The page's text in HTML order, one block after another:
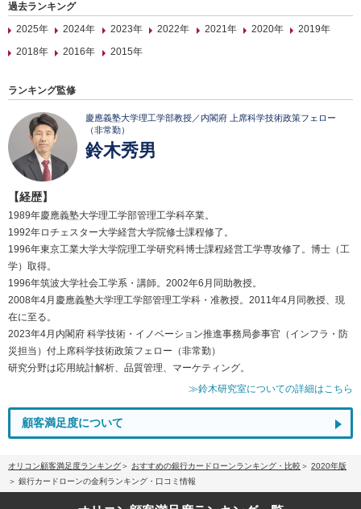
過去ランキング
2025年
2024年 2023年 2022年 2021年 2020年
2019年
2018年
2016年 2015年
ランキング監修
慶應義塾大学理工学部教授／内閣府 上席科学技術政策フェロー
（非常勤）
鈴木秀男
【経歴】
1989年慶應義塾大学理工学部管理工学科卒業。
1992年ロチェスター大学経営大学院修士課程修了。
1996年東京工業大学大学院理工学研究科博士課程経営工学専攻修了。博士（工
学）取得。
1996年筑波大学社会工学系・講師。2002年6月同助教授。
2008年4月慶應義塾大学理工学部管理工学科・准教授。2011年4月同教授、現
在に至る。
2023年4月内閣府 科学技術・イノベーション推進事務局参事官（インフラ・防
災担当）付上席科学技術政策フェロー（非常勤）
研究分野は応用統計解析、品質管理、マーケティング。
≫鈴木研究室についての詳細はこちら
顧客満足度について
オリコン顧客満足度ランキング おすすめの銀行カードローンランキング・比較
2020年版
銀行カードローンの金利ランキング・口コミ情報